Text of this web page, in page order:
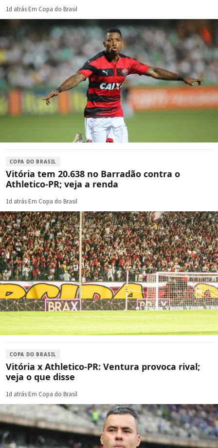
1d atrás·Em Copa do Brasil
COPA DO BRASIL
Vitória tem 20.638 no Barradão contra o
Athletico-PR; veja a renda
1d atrás·Em Copa do Brasil
COPA DO BRASIL
Vitória x Athletico-PR: Ventura provoca rival;
veja o que disse
1d atrás·Em Copa do Brasil